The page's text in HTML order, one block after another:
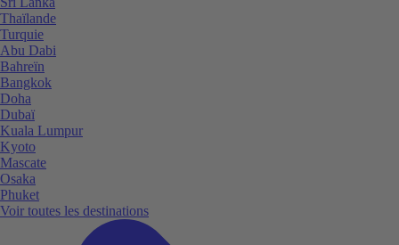
Thaïlande
Turquie
Abu Dabi
Bahreïn
Bangkok
Doha
Dubaï
Kuala Lumpur
Kyoto
Mascate
Osaka
Phuket
Voir toutes les destinations